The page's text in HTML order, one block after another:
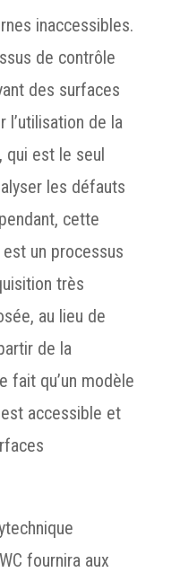
inaccessibles.
de contrôle
des surfaces
l’utilisation de la
qui est le seul
les défauts
cette
un processus
très
au lieu de
de la
fait qu’un modèle
accessible et
fournira aux